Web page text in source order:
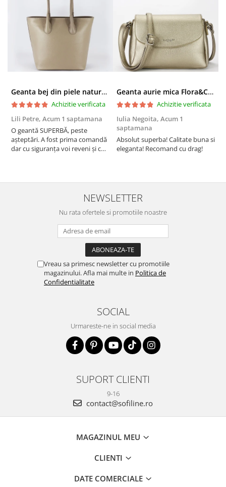
Geanta bej din piele naturala 8966 123
Achizitie verificata
Lili Petre, Acum 1 saptamana
O geantă SUPERBĂ, peste
așteptări. A fost prima comandă
dar cu siguranța voi reveni și cu
doua zi). RECOMAND SOFILINE!!!
Geanta aurie mica Flora&CO Paris H6930 16
Achizitie verificata
Iulia Negoita, Acum 1
saptamana
Absolut superba! Calitate buna si
eleganta! Recomand cu drag!
NEWSLETTER
Nu rata ofertele si promotiile noastre
Vreau sa primesc newsletter cu promotiile
magazinului. Afla mai multe in Politica de
Confidentialitate
SOCIAL
Urmareste-ne in social media
SUPORT CLIENTI
9-16
contact@sofiline.ro
MAGAZINUL MEU
CLIENTI
DATE COMERCIALE